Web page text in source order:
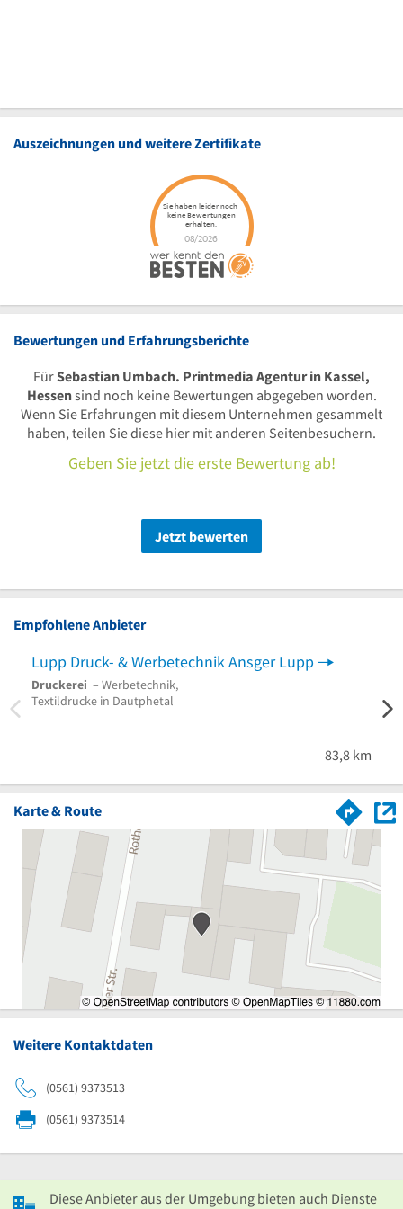
Auszeichnungen und weitere Zertifikate
Bewertungen und Erfahrungsberichte
FürSebastian Umbach. Printmedia Agentur in Kassel,
Hessensind noch keine Bewertungen abgegeben worden.
Wenn Sie Erfahrungen mit diesem Unternehmen gesammelt
haben, teilen Sie diese hier mit anderen Seitenbesuchern.
Geben Sie jetzt die erste Bewertung ab!
Jetzt bewerten
Empfohlene Anbieter
Lupp Druck- & Werbetechnik Ansger Lupp
Druckerei – Werbetechnik,
Textildrucke in Dautphetal
83,8 km
Karte & Route
Weitere Kontaktdaten
(0561) 9373513
(0561) 9373514
Diese Anbieter aus der Umgebung bieten auch Dienste